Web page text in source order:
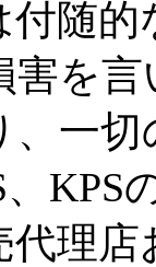
随
害を
、一
KPS
理